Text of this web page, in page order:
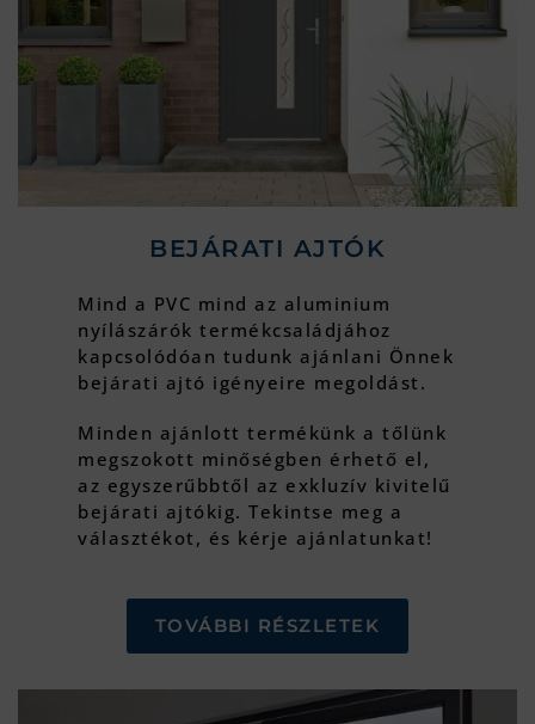
BEJÁRATI AJTÓK
Mind a PVC mind az aluminium
nyílászárók termékcsaládjához
kapcsolódóan tudunk ajánlani Önnek
bejárati ajtó igényeire megoldást.
Minden ajánlott termékünk a tőlünk
megszokott minőségben érhető el,
az egyszerűbbtől az exkluzív kivitelű
bejárati ajtókig. Tekintse meg a
választékot, és kérje ajánlatunkat!
TOVÁBBI RÉSZLETEK